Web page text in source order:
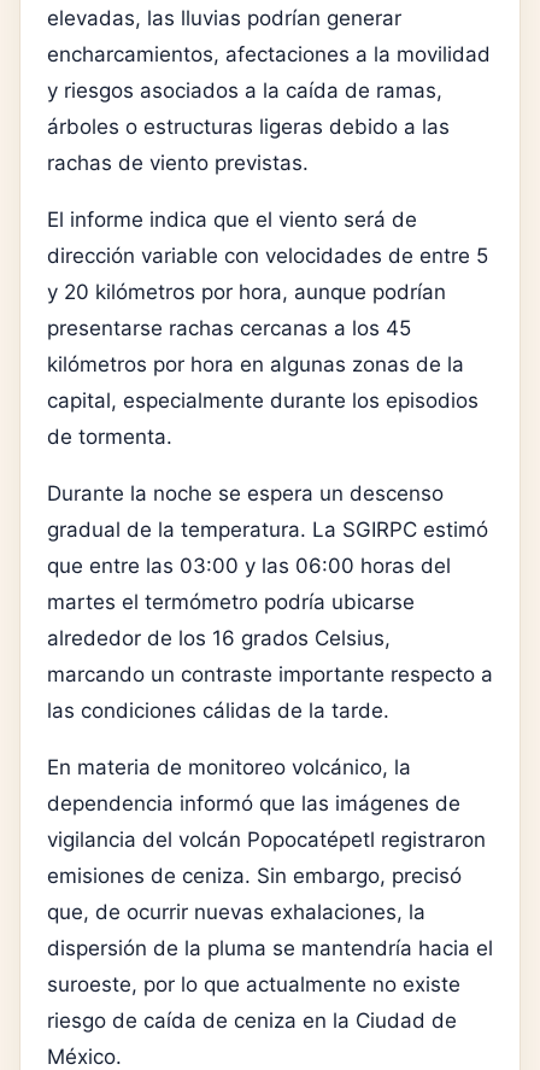
elevadas, las lluvias podrían generar
encharcamientos, afectaciones a la movilidad
y riesgos asociados a la caída de ramas,
árboles o estructuras ligeras debido a las
rachas de viento previstas.
El informe indica que el viento será de
dirección variable con velocidades de entre 5
y 20 kilómetros por hora, aunque podrían
presentarse rachas cercanas a los 45
kilómetros por hora en algunas zonas de la
capital, especialmente durante los episodios
de tormenta.
Durante la noche se espera un descenso
gradual de la temperatura. La SGIRPC estimó
que entre las 03:00 y las 06:00 horas del
martes el termómetro podría ubicarse
alrededor de los 16 grados Celsius,
marcando un contraste importante respecto a
las condiciones cálidas de la tarde.
En materia de monitoreo volcánico, la
dependencia informó que las imágenes de
vigilancia del volcán Popocatépetl registraron
emisiones de ceniza. Sin embargo, precisó
que, de ocurrir nuevas exhalaciones, la
dispersión de la pluma se mantendría hacia el
suroeste, por lo que actualmente no existe
riesgo de caída de ceniza en la Ciudad de
México.